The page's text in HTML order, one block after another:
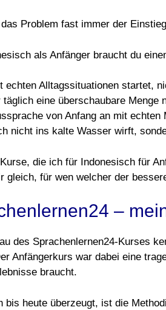
Problem fast immer der
als Anfänger braucht du
echten Alltagssituationen startet,
täglich eine überschaubare Menge
von Anfang an mit echten
nicht ins kalte Wasser wirft,
die ich für Indonesisch für
gleich, für wen welcher der
–
des Sprachenlernen24-Kurses
Anfängerkurs war dabei eine
braucht.
bis heute überzeugt, ist die